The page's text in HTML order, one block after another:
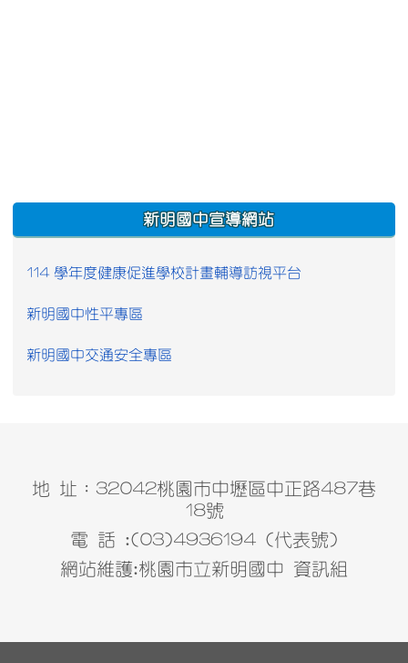
:::
新明國中宣導網站
114 學年度健康促進學校計畫輔導訪視平台
新明國中性平專區
新明國中交通安全專區
地 址：32042桃園市中壢區中正路487巷
18號
電 話 :(03)4936194 (代表號)
網站維護:桃園市立新明國中 資訊組